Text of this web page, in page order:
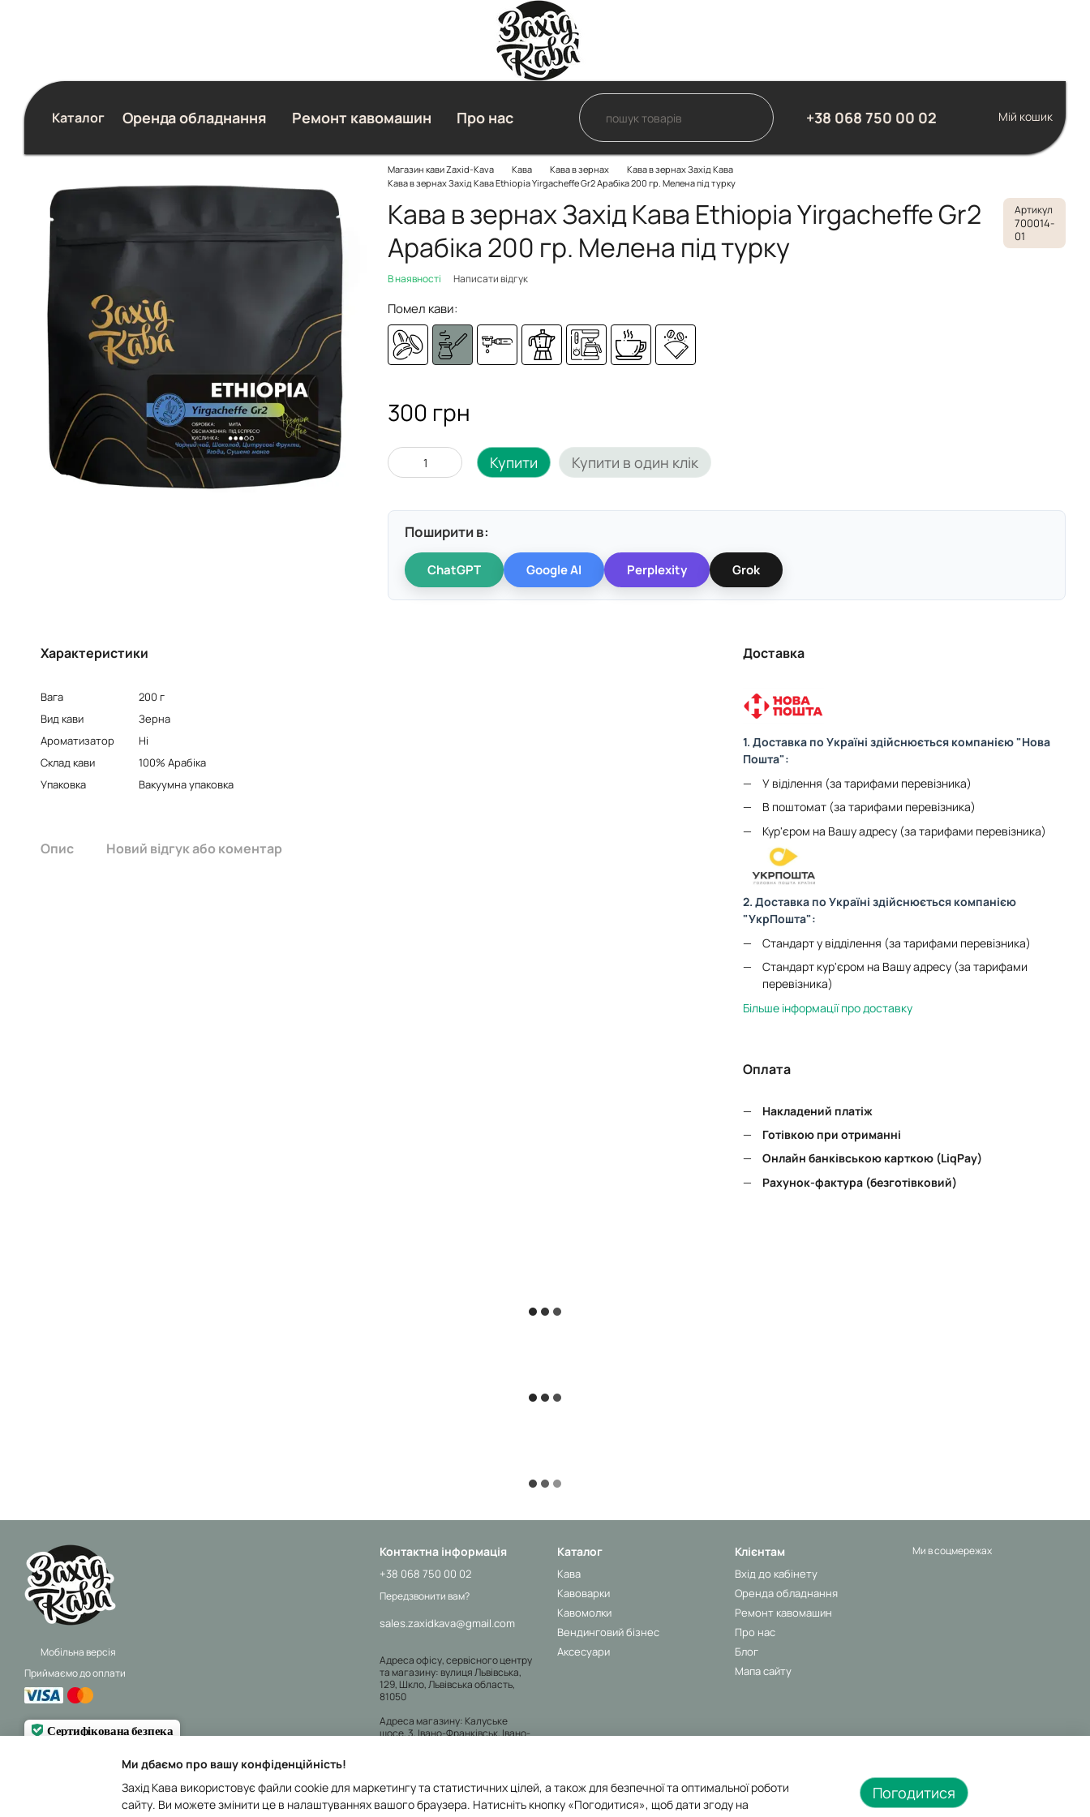
Каталог Оренда обладнання Ремонт кавомашин
Про нас
+38 068 750 00 02 Мій кошик
Магазин кави Zaxid-Kava Кава Кава в зернах
Кава в зернах Захід Кава
Кава в зернах Захід Кава Ethiopia Yirgacheffe Gr2 Арабіка 200 гр. Мелена під турку
Кава в зернах Захід Кава Ethiopia Yirgacheffe Gr2
Арабіка 200 гр. Мелена під турку
Артикул
700014-
01
В наявності Написати відгук
Помел кави:
300 грн
Купити Купити в один клік
Поширити в:
ChatGPT Google AI Perplexity Grok
Характеристики
Вага
200 г
Вид кави
Зерна
Ароматизатор
Ні
Склад кави
100% Арабіка
Упаковка
Вакуумна упаковка
Доставка
1. Доставка по Україні здійснюється компанією "Нова
Пошта":
У віділення (за тарифами перевізника)
В поштомат (за тарифами перевізника)
Кур'єром на Вашу адресу (за тарифами перевізника)
2. Доставка по Україні здійснюється компанією
"УкрПошта":
Стандарт у відділення (за тарифами перевізника)
Стандарт кур'єром на Вашу адресу (за тарифами
перевізника)
Більше інформації про доставку
Оплата
Накладений платіж
Готівкою при отриманні
Онлайн банківською карткою (LiqPay)
Рахунок-фактура (безготівковий)
Опис Новий відгук або коментар
Мобільна версія
Приймаємо до оплати
Сертифікована безпека
© 2025 Захід Кава — Усі права захищені.
Контактна інформація
+38 068 750 00 02
Передзвонити вам?
sales.zaxidkava@gmail.com
Адреса офісу, сервісного центру
та магазину: вулиця Львівська,
129, Шкло, Львівська область,
81050
Адреса магазину: Калуське
шосе, 3, Івано-Франківськ, Івано-
Каталог
Кава
Кавоварки
Кавомолки
Вендинговий бізнес
Аксесуари
Клієнтам
Вхід до кабінету
Оренда обладнання
Ремонт кавомашин
Про нас
Блог
Мапа сайту
Ми в соцмережах
Ми дбаємо про вашу конфіденційність!
Захід Кава використовує файли cookie для маркетингу та статистичних цілей, а також для безпечної та оптимальної роботи
сайту. Ви можете змінити це в налаштуваннях вашого браузера. Натисніть кнопку «Погодитися», щоб дати згоду на
Погодитися